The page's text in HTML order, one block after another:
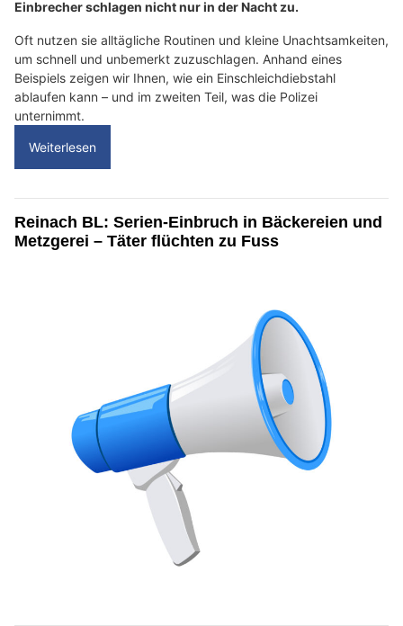
Einbrecher schlagen nicht nur in der Nacht zu.
Oft nutzen sie alltägliche Routinen und kleine Unachtsamkeiten,
um schnell und unbemerkt zuzuschlagen. Anhand eines
Beispiels zeigen wir Ihnen, wie ein Einschleichdiebstahl
ablaufen kann – und im zweiten Teil, was die Polizei
unternimmt.
Weiterlesen
Reinach BL: Serien-Einbruch in Bäckereien und
Metzgerei – Täter flüchten zu Fuss